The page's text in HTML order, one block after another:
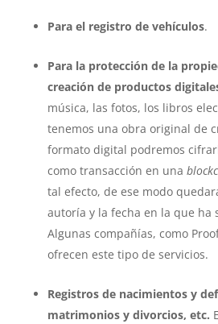
Para el registro de vehículos.
Para la protección de la
creación de productos
música, las fotos, los libros
tenemos una obra original de
formato digital podremos
como transacción en una
tal efecto, de ese modo
autoría y la fecha en la que ha
Algunas compañías, como
ofrecen este tipo de servicios.
Registros de nacimientos y
matrimonios y divorcios, etc.